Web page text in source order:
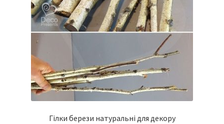
Гілки берези натуральні для декору